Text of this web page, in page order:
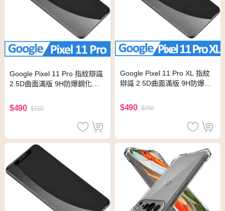
Google Pixel 11 Pro 指紋辯識
2.5D曲面滿版 9H防爆鋼化玻
$490 $750
Google Pixel 11 Pro XL 指紋
辯識 2.5D曲面滿版 9H防爆鋼
$490 $750